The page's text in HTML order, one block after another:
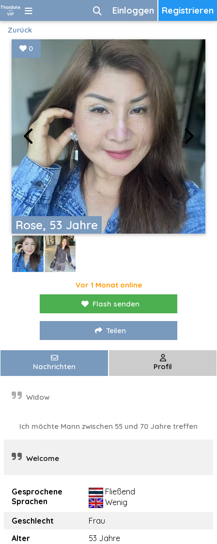
Registrieren
Einloggen
Zurück
Rose, 53 Jahre
0
Vor 1 Monat online
Flash senden
Teilen
Nachrichten Profil
Widow
Ich möchte Mann zwischen 55 und 70 Jahre treffen
Welcome
Gesprochene
Sprachen
Fließend
Wenig
Geschlecht
Frau
Alter
53 Jahre